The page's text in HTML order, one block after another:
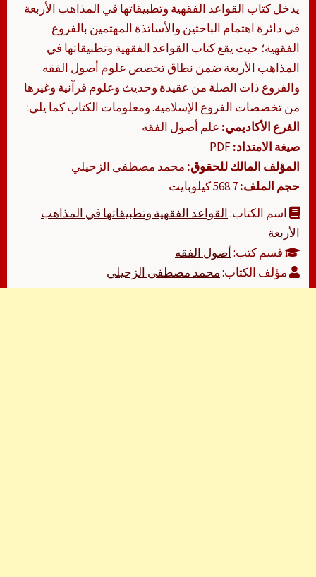
يدخل كتاب القواعد الفقهية وتطبيقاتها في المذاهب الأربعة
في دائرة اهتمام الباحثين والأساتذة المهتمين بالفروع
الفقهية؛ حيث يقع كتاب القواعد الفقهية وتطبيقاتها في
المذاهب الأربعة ضمن نطاق تخصص علوم أصول الفقه
والفروع ذات الصلة من عقيدة وحديث وعلوم قرآنية وغيرها
من تخصصات الفروع الإسلامية. ومعلومات الكتاب كما يلي:
الفرع الأكاديمي: علم أصول الفقه
صيغة الامتداد:
المؤلف المالك للحقوق: محمد مصطفى الزحيلي
حجم الملف:
اسم الكتاب:القواعد الفقهية وتطبيقاتها في المذاهب
الأربعة
قسم كتب:أصول الفقه
مؤلف الكتاب:محمد مصطفى الزحيلي